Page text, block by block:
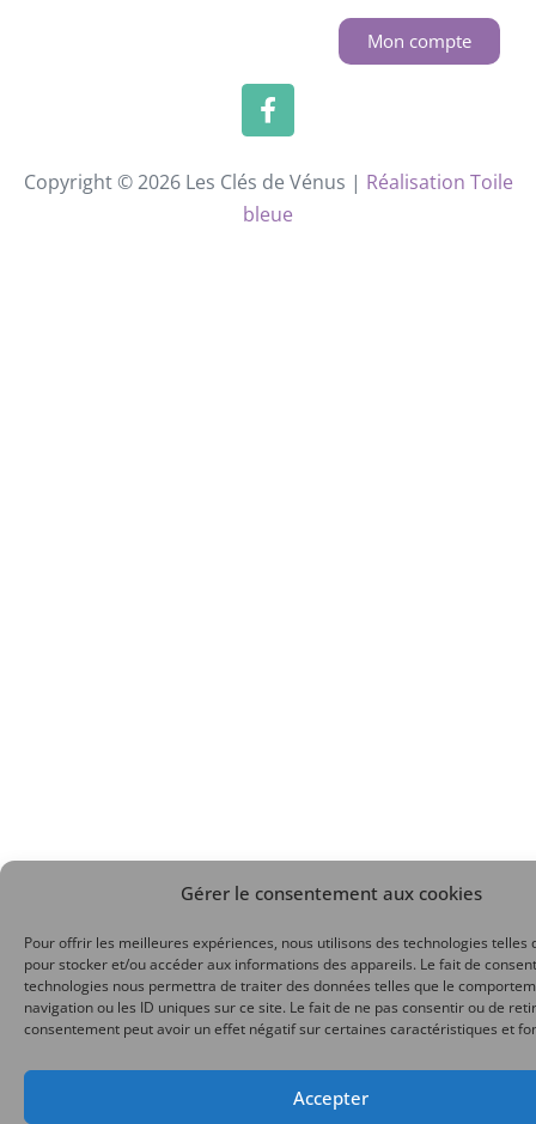
Gérer le consentement aux cookies
Pour offrir les meilleures expériences, nous utilisons des technologies telles
pour stocker et/ou accéder aux informations des appareils. Le fait de
technologies nous permettra de traiter des données telles que le
navigation ou les ID uniques sur ce site. Le fait de ne pas consentir ou de
consentement peut avoir un effet négatif sur certaines caractéristiques et
Accepter
Mon compte
Copyright © 2026 Les Clés de Vénus | Réalisation Toile
bleue